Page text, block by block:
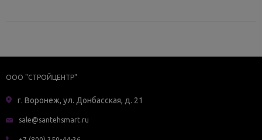
ООО "СТРОЙЦЕНТР"
г. Воронеж, ул. Донбасская, д. 21
sale@santehsmart.ru